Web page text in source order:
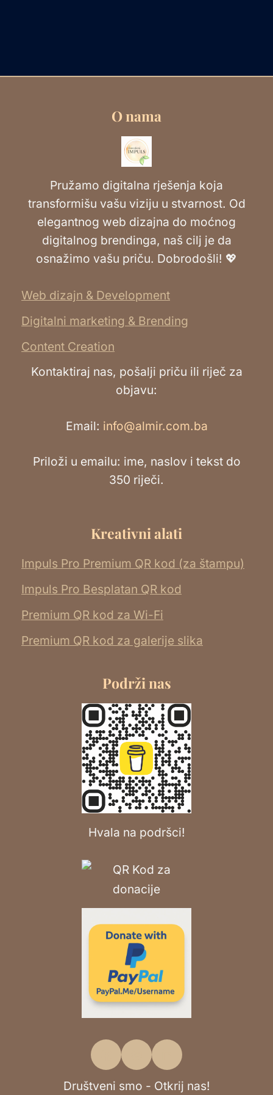
O nama
Pružamo digitalna rješenja koja
transformišu vašu viziju u stvarnost. Od
elegantnog web dizajna do moćnog
digitalnog brendinga, naš cilj je da
osnažimo vašu priču. Dobrodošli! 💖
Web dizajn & Development
Digitalni marketing & Brending
Content Creation
Kontaktiraj nas, pošalji priču ili riječ za
objavu:
Email: info@almir.com.ba
Priloži u emailu: ime, naslov i tekst do
350 riječi.
Kreativni alati
Impuls Pro Premium QR kod (za štampu)
Impuls Pro Besplatan QR kod
Premium QR kod za Wi-Fi
Premium QR kod za galerije slika
Podrži nas
Hvala na podršci!
Društveni smo - Otkrij nas!